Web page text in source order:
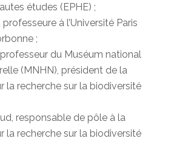
études (EPHE) ;
à l’Université Paris
;
du Muséum national
(MNHN), président de la
la recherche sur la biodiversité
responsable de pôle à la
la recherche sur la biodiversité